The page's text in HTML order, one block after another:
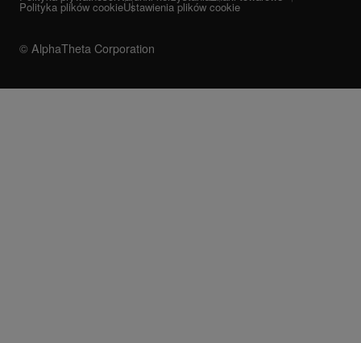
© AlphaTheta Corporation
Polityka plików cookieUstawienia plików cookie